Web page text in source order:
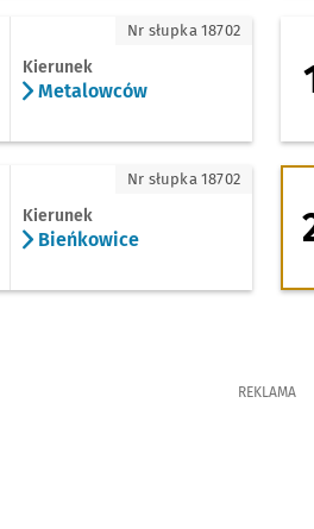
Kierunek
Metalowców
Nr słupka 18702
Kierunek
Bieńkowice
Nr słupka 18702
REKLAMA